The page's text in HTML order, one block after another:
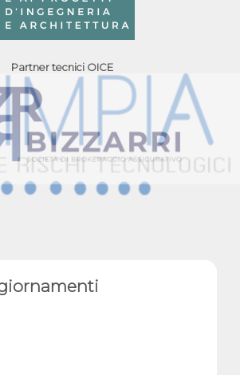
Partner tecnici OICE